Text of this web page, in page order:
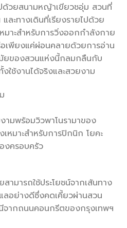
ด้วยสนามหญ้าเขียวชอุ่ม สวนที่
ะทางเดินที่เรียงรายไปด้วย
มาะสำหรับการวิ่งออกกำลังกาย
อเพียงแค่ผ่อนคลายด้วยการอ่าน
ยของสวนแห่งนี้กลมกลืนกับ
ใช้งานได้จริงและสวยงาม
มพร้อมวิวพาโนรามาของ
หมาะสำหรับการปิกนิก โยคะ
งครอบครัว
มารถใช้ประโยชน์จากเส้นทาง
ลอย่างดีซึ่งคดเคี้ยวผ่านสวน
จากถนนคอนกรีตของกรุงเทพฯ